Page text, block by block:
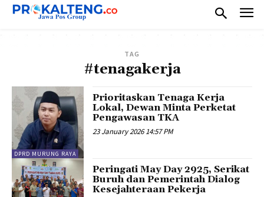
TAG
#tenagakerja
DPRD MURUNG RAYA
Prioritaskan Tenaga Kerja
Lokal, Dewan Minta Perketat
Pengawasan TKA
23 January 2026 14:57 PM
Peringati May Day 2925, Serikat
Buruh dan Pemerintah Dialog
Kesejahteraan Pekerja